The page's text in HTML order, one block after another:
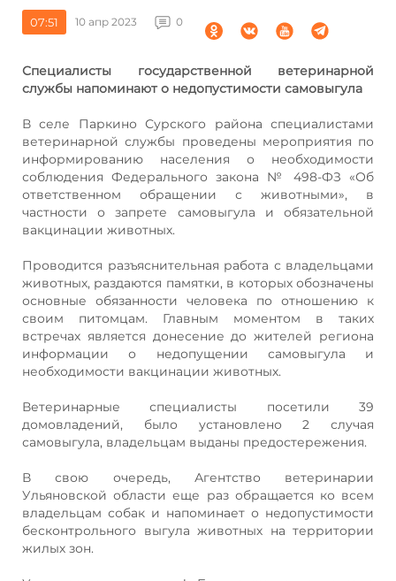
07:51 10 апр 2023 0
Специалисты государственной ветеринарной
службы напоминают о недопустимости самовыгула
В селе Паркино Сурского района специалистами
ветеринарной службы проведены мероприятия по
информированию населения о необходимости
соблюдения Федерального закона № 498-ФЗ «Об
ответственном обращении с животными», в
частности о запрете самовыгула и обязательной
вакцинации животных.
Проводится разъяснительная работа с владельцами
животных, раздаются памятки, в которых обозначены
основные обязанности человека по отношению к
своим питомцам. Главным моментом в таких
встречах является донесение до жителей региона
информации о недопущении самовыгула и
необходимости вакцинации животных.
Ветеринарные специалисты посетили 39
домовладений, было установлено 2 случая
самовыгула, владельцам выданы предостережения.
В свою очередь, Агентство ветеринарии
Ульяновской области еще раз обращается ко всем
владельцам собак и напоминает о недопустимости
бесконтрольного выгула животных на территории
жилых зон.